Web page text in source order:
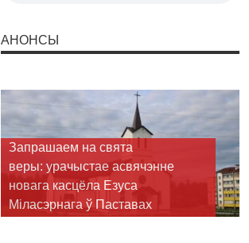
АНОНСЫ
Запрашаем на свята
веры: урачыстае асвячэнне
новага касцёла Езуса
Міласэрнага ў Паставах